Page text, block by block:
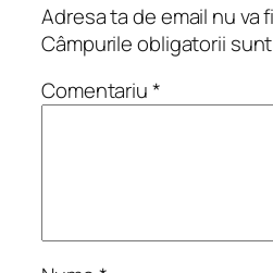
Adresa ta de email nu va
Câmpurile obligatorii
Comentariu*